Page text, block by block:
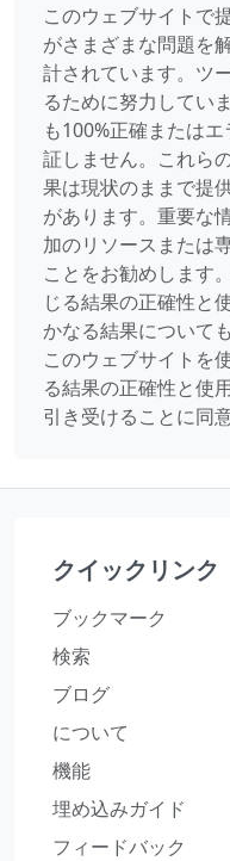
このウェブサイトで
がさまざまな問題を
計されています。ツ
るために努力してい
も100%正確または
証しません。これら
果は現状のままで提
があります。重要な
加のリソースまたは
ことをお勧めします
じる結果の正確性と
かなる結果について
このウェブサイトを
る結果の正確性と使
引き受けることに同
クイックリンク
ブックマーク
検索
ブログ
について
機能
埋め込みガイド
フィードバック